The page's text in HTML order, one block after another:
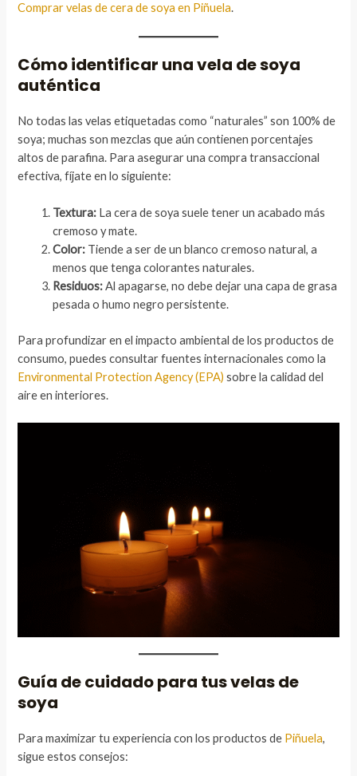
Comprar velas de cera de soya en Piñuela.
Cómo identificar una vela de soya
auténtica
No todas las velas etiquetadas como “naturales” son 100% de
soya; muchas son mezclas que aún contienen porcentajes
altos de parafina. Para asegurar una compra transaccional
efectiva, fíjate en lo siguiente:
Textura: La cera de soya suele tener un acabado más
cremoso y mate.
Color: Tiende a ser de un blanco cremoso natural, a
menos que tenga colorantes naturales.
Residuos:Al apagarse, no debe dejar una capa de grasa
pesada o humo negro persistente.
Para profundizar en el impacto ambiental de los productos de
consumo, puedes consultar fuentes internacionales como la
Environmental Protection Agency (EPA) sobre la calidad del
aire en interiores.
Guía de cuidado para tus velas de
soya
Para maximizar tu experiencia con los productos de Piñuela,
sigue estos consejos: